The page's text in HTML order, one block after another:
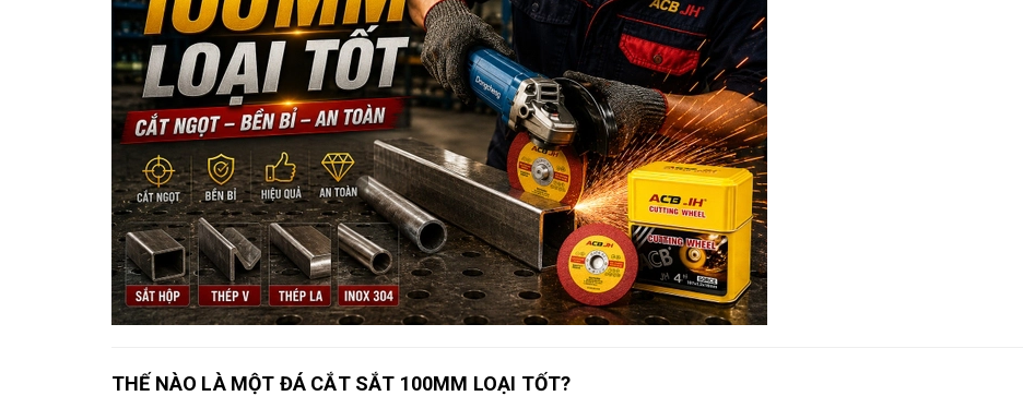
THẾ NÀO LÀ MỘT ĐÁ CẮT SẮT 100MM LOẠI TỐT?